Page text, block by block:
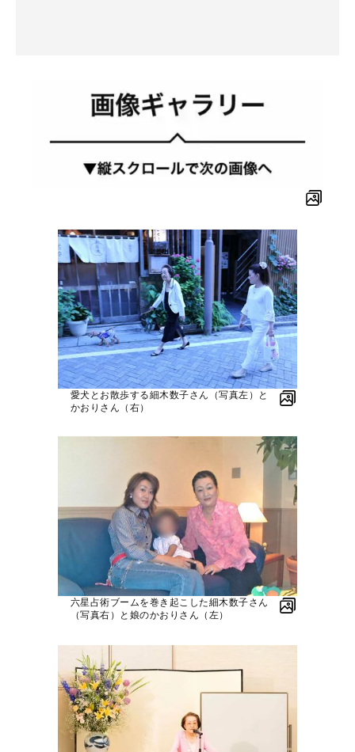
愛犬とお散歩する細木数子さん（写真左）と
かおりさん（右）
六星占術ブームを巻き起こした細木数子さん
（写真右）と娘のかおりさん（左）